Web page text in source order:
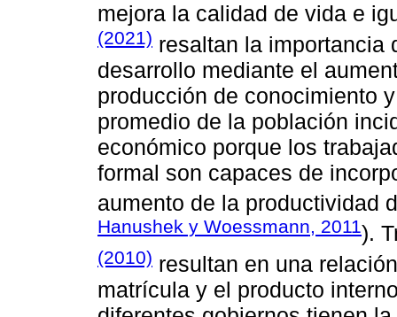
mejora la calidad de vida e
(2021) resaltan la importancia
desarrollo mediante el
producción de conocimiento
promedio de la población
económico porque los
formal son capaces de
aumento de la productividad
Hanushek y Woessmann, 2011).
(2010) resultan en una
matrícula y el producto